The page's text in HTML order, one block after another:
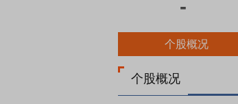
-
个股概况
个股概况